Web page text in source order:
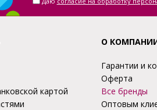
картой
О
Гарантии и
Оферта
Все бренды
Оптовым